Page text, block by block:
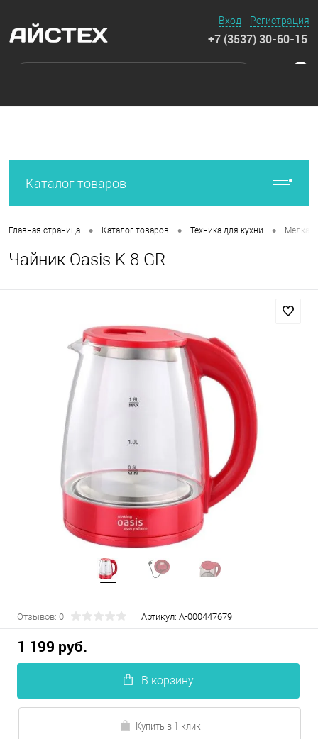
Вход Регистрация
+7 (3537) 30-60-15
Каталог товаров
Главная страница • Каталог товаров • Техника для кухни • Мелкая
Чайник Oasis K-8 GR
Отзывов: 0 Артикул: А-000447679
1 199 руб.
В корзину
Купить в 1 клик